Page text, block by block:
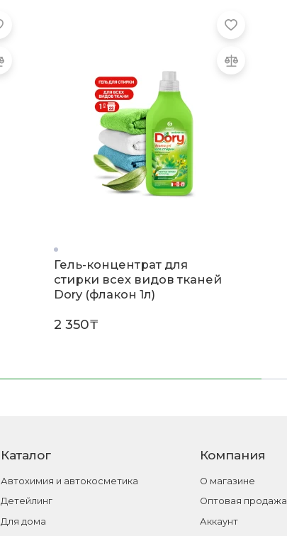
Гель-концентрат для
стирки всех видов тканей
Dory (флакон 1л)
2 350₸
Каталог
Автохимия и автокосметика
Детейлинг
Для дома
Компания
О магазине
Оптовая продажа
Аккаунт